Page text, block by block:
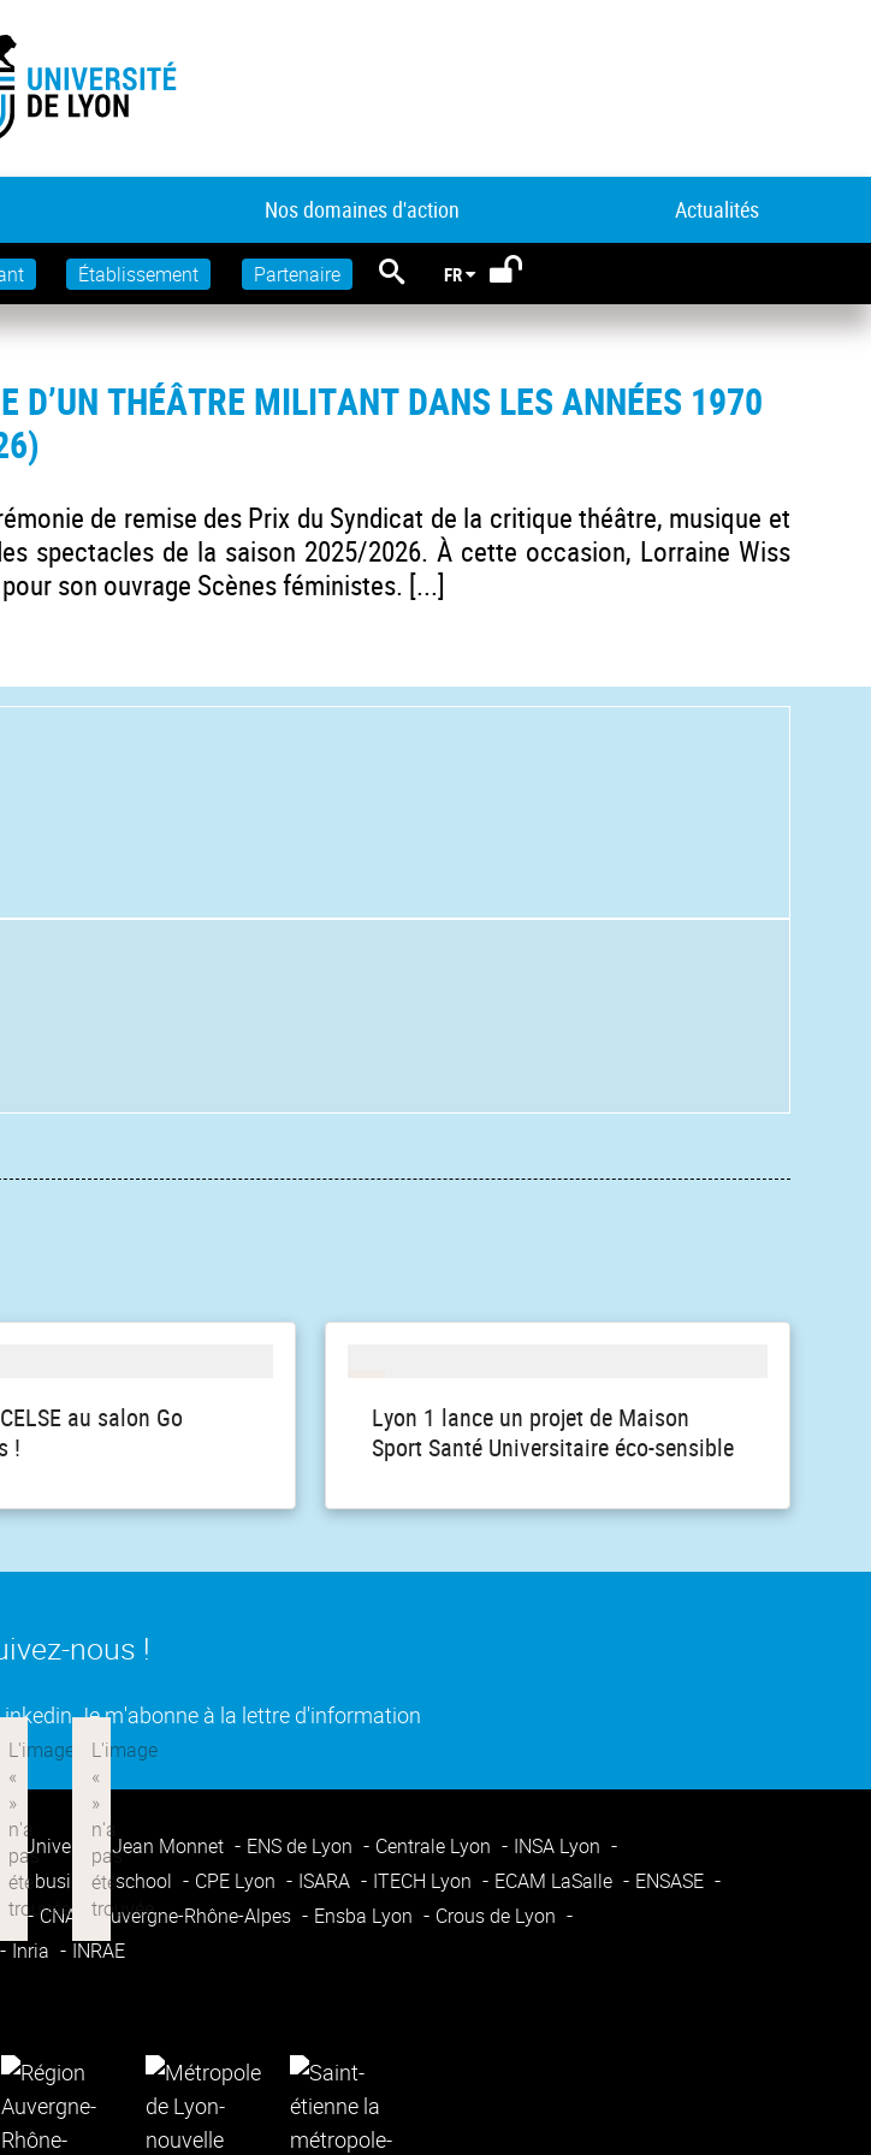
Nos domaines d'action Actualités
Établissement Partenaire RECHERCHE
FR
D’UN THÉÂTRE MILITANT DANS LES ANNÉES 1970
de remise des Prix du Syndicat de la critique théâtre, musique et
spectacles de la saison 2025/2026. À cette occasion, Lorraine Wiss
son ouvrage Scènes féministes. [...]
au salon Go
!
Lyon 1 lance un projet de Maison
Sport Santé Universitaire éco-sensible
nous !
fenêtre)
une nouvelle fenêtre)
dans une nouvelle fenêtre)
(ouverture dans une nouvelle fenêtre)
Je m'abonne à la lettre d'information
Université Jean Monnet ENS de Lyon Centrale Lyon
INSA Lyon
business school CPE Lyon ISARA ITECH Lyon ECAM LaSalle
ENSASE
CNAM Auvergne-Rhône-Alpes Ensba Lyon
Crous de Lyon
Inria INRAE